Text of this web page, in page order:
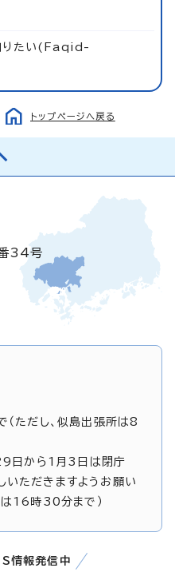
りたい(Faqid-
トップページへ戻る
34号
ただし、似島出張所は8
日から1月3日は閉庁
いただきますようお願い
は16時30分まで）
情報発信中